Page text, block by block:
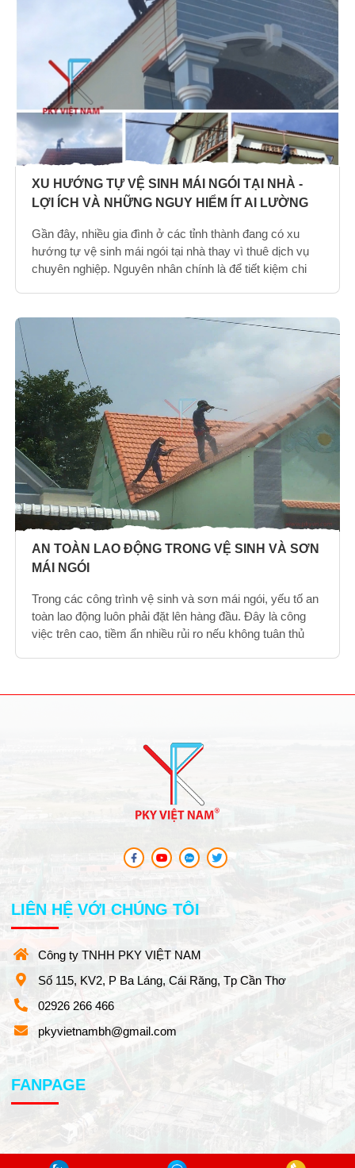
XU HƯỚNG TỰ VỆ SINH MÁI NGÓI TẠI NHÀ -
LỢI ÍCH VÀ NHỮNG NGUY HIỂM ÍT AI LƯỜNG
Gần đây, nhiều gia đình ở các tỉnh thành đang có xu
hướng tự vệ sinh mái ngói tại nhà thay vì thuê dịch vụ
chuyên nghiệp. Nguyên nhân chính là để tiết kiệm chi
đơn giản này có thể gây ra nhiều rủi ro.
AN TOÀN LAO ĐỘNG TRONG VỆ SINH VÀ SƠN
MÁI NGÓI
Trong các công trình vệ sinh và sơn mái ngói, yếu tố an
toàn lao động luôn phải đặt lên hàng đầu. Đây là công
việc trên cao, tiềm ẩn nhiều rủi ro nếu không tuân thủ
LIÊN HỆ VỚI CHÚNG TÔI
Công ty TNHH PKY VIỆT NAM
Số 115, KV2, P Ba Láng, Cái Răng, Tp Cần Thơ
02926 266 466
pkyvietnambh@gmail.com
FANPAGE